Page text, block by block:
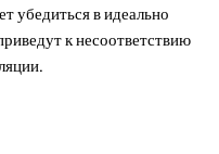
убедиться в идеально
к несоответствию